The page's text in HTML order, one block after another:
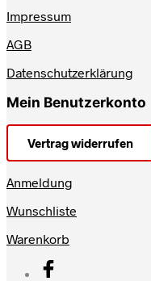
Impressum
AGB
Datenschutzerklärung
Mein Benutzerkonto
Vertrag widerrufen
Anmeldung
Wunschliste
Warenkorb